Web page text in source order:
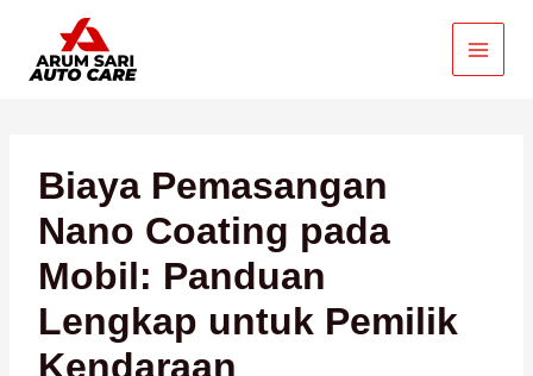
konten
Biaya Pemasangan
Nano Coating pada
Mobil: Panduan
Lengkap untuk Pemilik
Kendaraan